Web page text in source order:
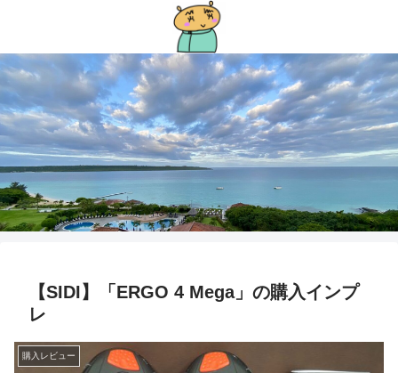
【SIDI】「ERGO 4 Mega」の購入インプ
レ
購入レビュー